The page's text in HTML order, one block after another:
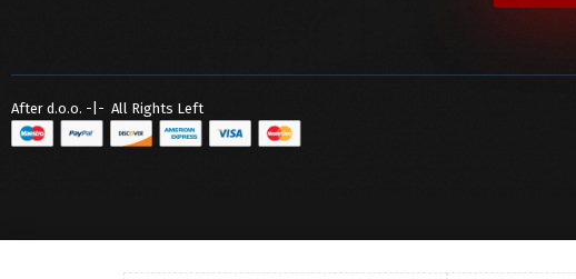
After d.o.o. -|- All Rights Left